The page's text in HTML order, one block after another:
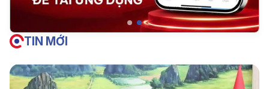
TIN MỚI